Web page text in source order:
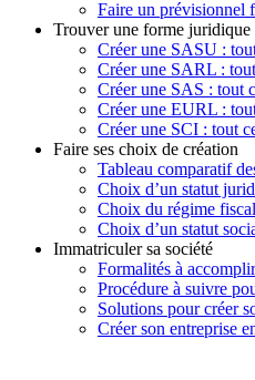
Faire un prévisionnel
Trouver une forme juridique
Créer une SASU :
Créer une SARL :
Créer une SAS : tout
Créer une EURL :
Créer une SCI : tout
Faire ses choix de création
Tableau comparatif
Choix d’un statut
Choix du régime
Choix d’un statut
Immatriculer sa société
Formalités à
Procédure à suivre
Solutions pour créer
Créer son entreprise